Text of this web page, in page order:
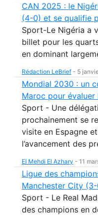
CAN 2025 : le
(4-0) et se qualifie
Sport-Le Nigéria a
billet pour les
en dominant
Rédaction LeBrief - 5
Mondial 2030 : un
Maroc pour évaluer
Sport - Une
prochainement se
visite en Espagne
l’avancement des
El Mehdi El Azhary - 11
Ligue des
Manchester City
Sport - Le Real
des champions en